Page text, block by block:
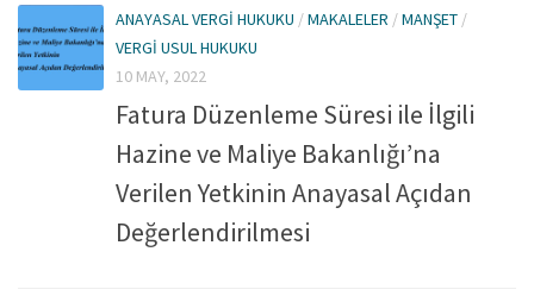
Kitaplar
Öğrenci
ANAYASAL VERGI HUKUKU /MAKALELER /MANŞET /
VERGI USUL HUKUKU
10 MAY, 2022
Fatura Düzenleme Süresi ile İlgili
Hazine ve Maliye Bakanlığı’na
Verilen Yetkinin Anayasal Açıdan
Değerlendirilmesi